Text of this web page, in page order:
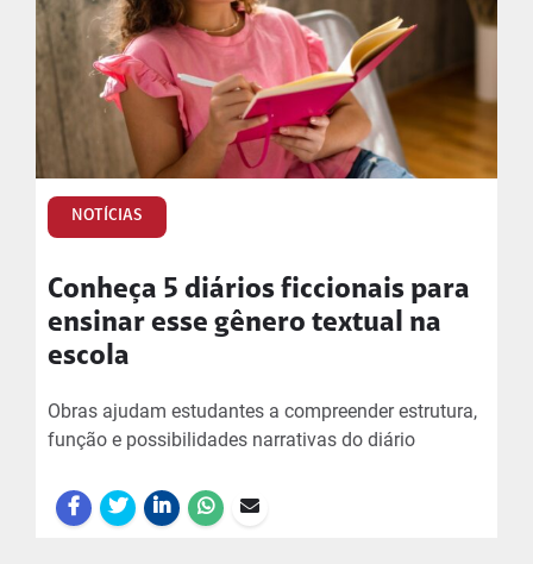
NOTÍCIAS
Conheça 5 diários ficcionais para
ensinar esse gênero textual na
escola
Obras ajudam estudantes a compreender estrutura,
função e possibilidades narrativas do diário